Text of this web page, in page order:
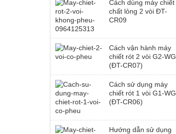
Cách dùng máy chiết
chất lỏng 2 vòi ĐT-
CR09
Cách vận hành máy
chiết rót 2 vòi G2-WG
(ĐT-CR07)
Cách sử dụng máy
chiết rót 1 vòi G1-WG
(ĐT-CR06)
Hướng dẫn sử dụng